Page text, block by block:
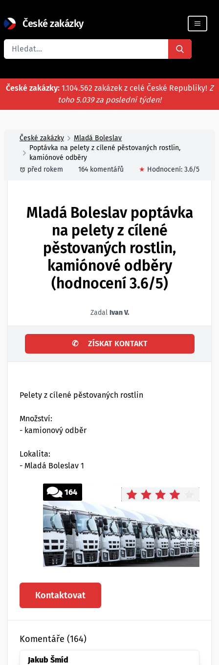
České zakázky
Registrace firmy
České zakázky: 1.104.562 zakázek z celé České Republiky! Z
toho 5.039 za poslední týden!
České zakázky
Mladá Boleslav
Poptávka na pelety z cílené pěstovaných rostlin,
kamiónové odběry
před rokem
164 komentářů ★ Hodnocení: 3.6/5
Mladá Boleslav poptávka
na pelety z cílené
pěstovaných rostlin,
kamiónové odběry
(hodnocení 3.6/5)
Zadal Ivan V.
✆ ZÍSKAT KONTAKT
Pelety z cílené pěstovaných rostlin
Množství:
- kamionový odběr
Lokalita:
- Mladá Boleslav 1
164
Kontaktovat
Komentáře (164)
Jakub Šmíd